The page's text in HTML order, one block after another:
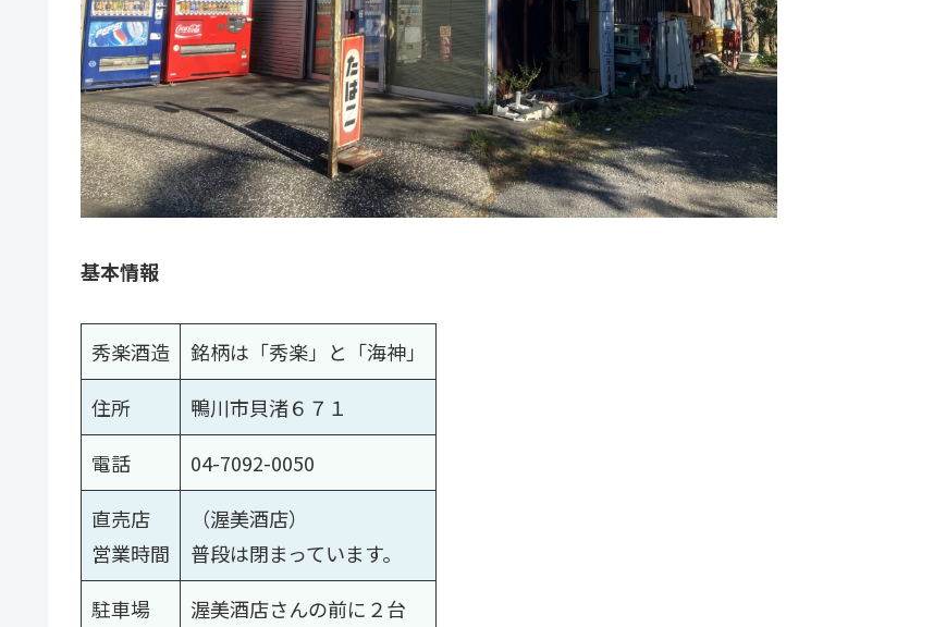
基本情報
秀楽酒造
銘柄は「秀楽」と「海神」
住所
鴨川市貝渚６７１
電話
04-7092-0050
直売店
営業時間
（渥美酒店）
普段は閉まっています。
駐車場
渥美酒店さんの前に２台